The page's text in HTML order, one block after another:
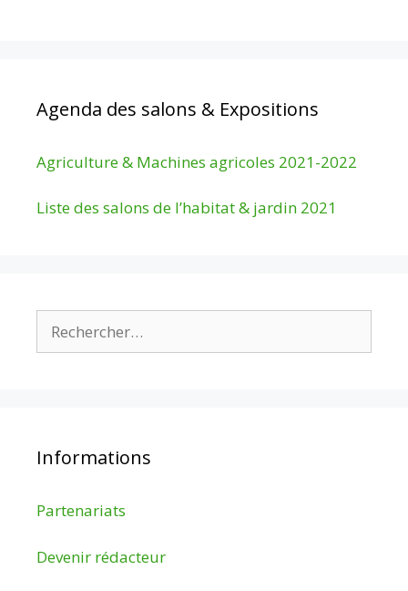
Agenda des salons & Expositions
Agriculture & Machines agricoles 2021-2022
Liste des salons de l’habitat & jardin 2021
Informations
Partenariats
Devenir rédacteur